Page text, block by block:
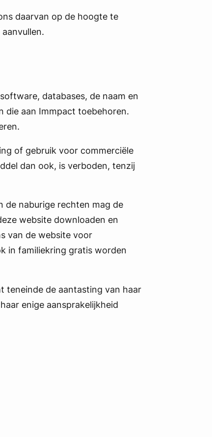
daarvan op de hoogte te
databases, de naam en
die aan Immpact toebehoren.
of gebruik voor commerciële
dan ook, is verboden, tenzij
de naburige rechten mag de
website downloaden en
van de website voor
in familiekring gratis worden
teneinde de aantasting van haar
enige aansprakelijkheid